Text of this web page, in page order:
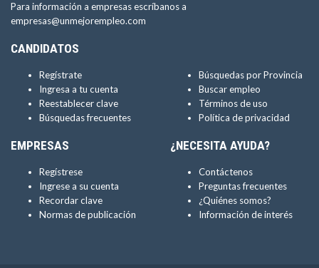
Para información a empresas escríbanos a
empresas@unmejorempleo.com
CANDIDATOS
Regístrate
Ingresa a tu cuenta
Reestablecer clave
Búsquedas frecuentes
Búsquedas por Provincia
Buscar empleo
Términos de uso
Política de privacidad
EMPRESAS
Regístrese
Ingrese a su cuenta
Recordar clave
Normas de publicación
¿NECESITA AYUDA?
Contáctenos
Preguntas frecuentes
¿Quiénes somos?
Información de interés